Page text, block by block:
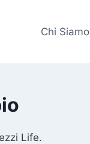
Chi Siamo
Life.